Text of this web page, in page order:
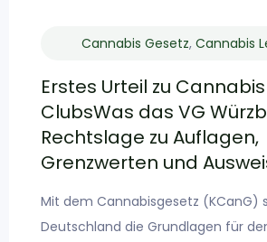
Cannabis Gesetz, Cannabis
Erstes Urteil zu
ClubsWas das VG
Rechtslage zu Auflagen,
Grenzwerten und
Mit dem Cannabisgesetz (KCanG)
Deutschland die Grundlagen für